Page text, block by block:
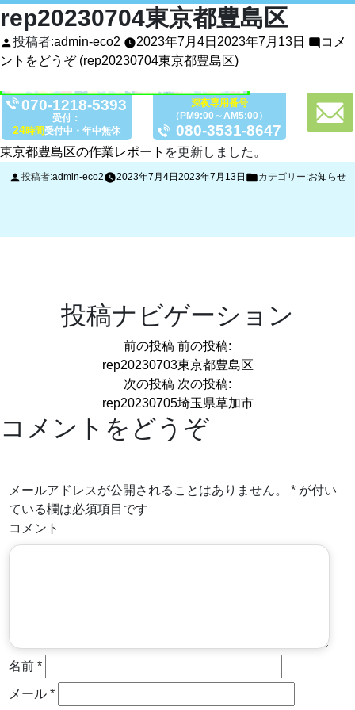
070-1218-5393
受付：
24時間受付中・年中無休
深夜専用番号
（PM9:00～AM5:00）
080-3531-8647
rep20230704東京都豊島区
投稿者:admin-eco2 2023年7月4日 2023年7月13日
コメ
ントをどうぞ(rep20230704東京都豊島区)
東京都豊島区の作業レポート を更新しました。
投稿者:admin-eco2 2023年7月4日 2023年7月13日 カテゴリー:お知らせ
投稿ナビゲーション
前の投稿 前の投稿:
rep20230703東京都豊島区
次の投稿 次の投稿:
rep20230705埼玉県草加市
コメントをどうぞ
メールアドレスが公開されることはありません。 * が付い
ている欄は必須項目です
コメント
名前*
メール*